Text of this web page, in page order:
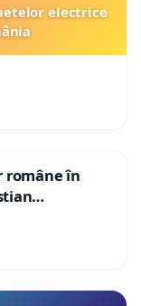
electrice
române în
de